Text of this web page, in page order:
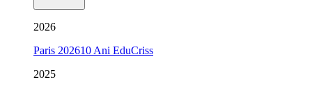
2026
Paris 202610 Ani EduCriss
2025